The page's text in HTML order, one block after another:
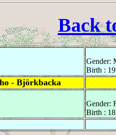
Back
Gender:
Birth :
- Björkbacka
Gender:
Birth :